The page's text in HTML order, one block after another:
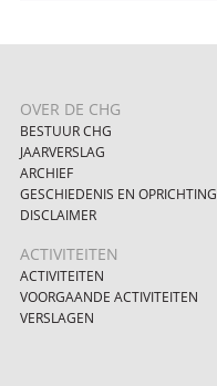
OVER DE CHG
BESTUUR CHG
JAARVERSLAG
ARCHIEF
GESCHIEDENIS EN OPRICHTING
DISCLAIMER
ACTIVITEITEN
ACTIVITEITEN
VOORGAANDE ACTIVITEITEN
VERSLAGEN